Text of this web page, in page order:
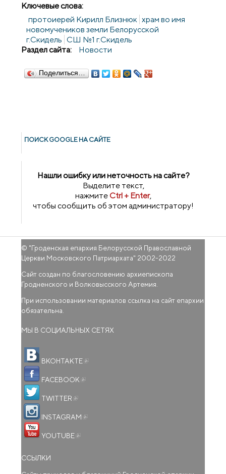
Ключевые слова:
протоиерей Кирилл Близнюк храм во имя
новомучеников земли Белорусской
г.Скидель СШ №1 г.Скидель
Раздел сайта:
Новости
Поделиться…
ПОИСК GOОGLE НА САЙТЕ
Нашли ошибку или неточность на сайте?
Выделите текст,
нажмитеCtrl + Enter,
чтобы сообщить об этом администратору!
© "Гроденская епархия Белорусской Православной
Церкви Московского Патриархата" 2002-2022
Сайт создан по благословению архиепископа
Гродненского и Волковысского Артемия.
При использовании материалов ссылка на сайт епархии
обязательна.
МЫ В СОЦИАЛЬНЫХ СЕТЯХ
ВКОНТАКТЕ
FACEBOOK
TWITTER
INSTAGRAM
YOUTUBE
ССЫЛКИ